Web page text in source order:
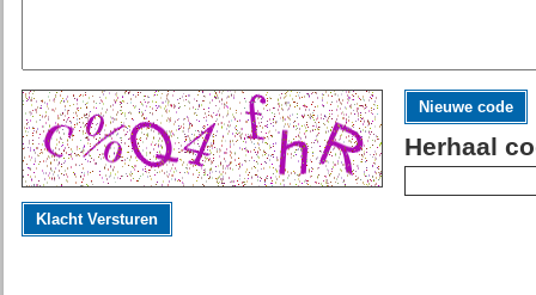
Nieuwe code
Herhaal
Klacht Versturen